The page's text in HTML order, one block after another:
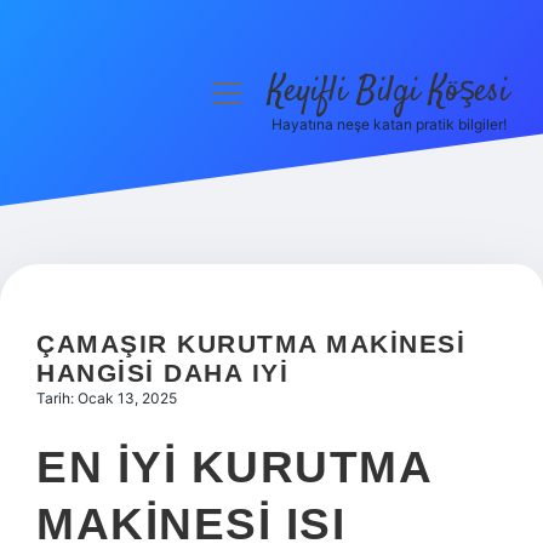
Hakkımızda
menüyüKeyifli Bilgi Köşesi
Hayatına neşe katan pratik bilgiler!
ÇAMAŞIR KURUTMA MAKINESI
HANGISI DAHA IYI
Tarih: Ocak 13, 2025
EN IYI KURUTMA
MAKINESI ISI